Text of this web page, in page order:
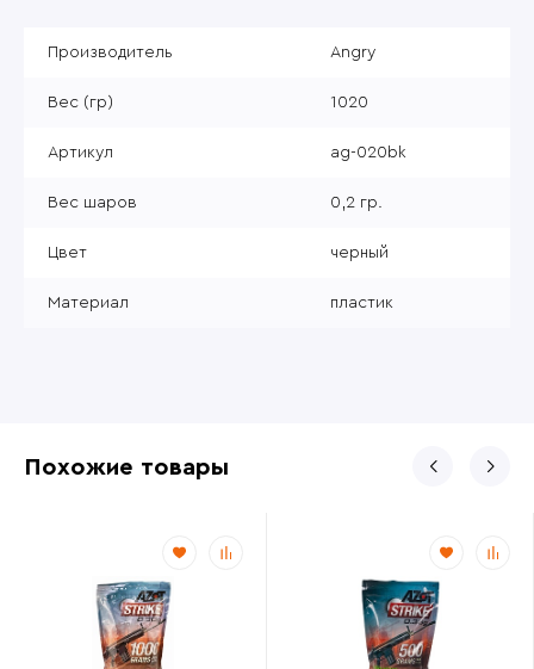
Производитель Angry
Вес (гр) 1020
Артикул ag-020bk
Вес шаров 0,2 гр.
Цвет черный
Материал пластик
Похожие товары